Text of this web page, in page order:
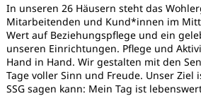
In unseren 26 Häusern steht das
Mitarbeitenden und Kund*innen im
Wert auf Beziehungspflege und ein
unseren Einrichtungen. Pflege und
Hand in Hand. Wir gestalten mit den
Tage voller Sinn und Freude. Unser Ziel
SSG sagen kann: Mein Tag ist